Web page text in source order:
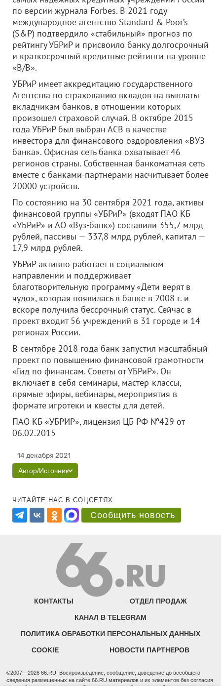
по версии журнала Forbes. В 2021 году
международное агентство Standard & Poor’s
(S&P) подтвердило «стабильный» прогноз по
рейтингу УБРиР и присвоило банку долгосрочный
и краткосрочный кредитные рейтинги на уровне
«B/B».
УБРиР имеет аккредитацию государственного
Агентства по страхованию вкладов на выплаты
вкладчикам банков, в отношении которых
произошел страховой случай. В октябре 2015
года УБРиР был выбран АСВ в качестве
инвестора для финансового оздоровления «ВУЗ-
банка». Офисная сеть банка охватывает 46
регионов страны. Собственная банкоматная сеть
вместе с банками-партнерами насчитывает более
20000 устройств.
По состоянию на 30 сентября 2021 года, активы
финансовой группы «УБРиР» (входят ПАО КБ
«УБРиР» и АО «Вуз-банк») составили 355,7 млрд
рублей, пассивы — 337,8 млрд рублей, капитал —
17,9 млрд рублей.
УБРиР активно работает в социальном
направлении и поддерживает
благотворительную программу «Дети верят в
чудо», которая появилась в банке в 2008 г. и
вскоре получила бессрочный статус. Сейчас в
проект входит 56 учреждений в 31 городе и 14
регионах России.
В сентябре 2018 года банк запустил масштабный
проект по повышению финансовой грамотности
«Гид по финансам. Советы от УБРиР». Он
включает в себя семинары, мастер-классы,
прямые эфиры, вебинары, мероприятия в
формате игротеки и квесты для детей.
ПАО КБ «УБРИР», лицензия ЦБ РФ №429 от
06.02.2015
14 декабря 2021
Автор/Источник
ЧИТАЙТЕ НАС В СОЦСЕТЯХ:
Сообщить новость
КОНТАКТЫ ОТДЕЛ ПРОДАЖ
КАНАЛ В TELEGRAM
ПОЛИТИКА ОБРАБОТКИ ПЕРСОНАЛЬНЫХ ДАННЫХ
COOKIE НОВОСТИ ПАРТНЕРОВ
©2007—2026 66.RU. Воспроизведение, сообщение, доведение до всеобщего
сведения размещенных на сайте 66.RU материалов и их элементов без согласия